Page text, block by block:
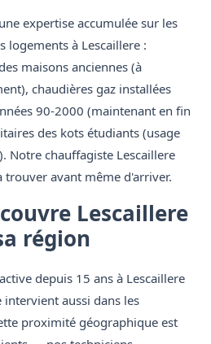
expertise accumulée sur les
logements à Lescaillere :
maisons anciennes (à
chaudières gaz installées
90-2000 (maintenant en fin
des kots étudiants (usage
Notre chauffagiste Lescaillere
trouver avant même d'arriver.
Lescaillere
région
depuis 15 ans à Lescaillere
aussi dans les
proximité géographique est